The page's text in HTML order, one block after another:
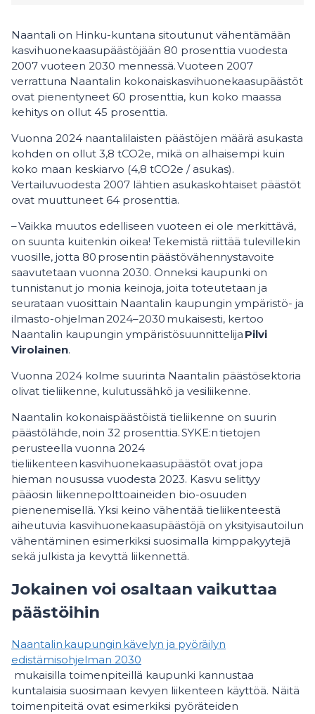
Naantali on Hinku-kuntana sitoutunut vähentämään
kasvihuonekaasupäästöjään 80 prosenttia vuodesta
2007 vuoteen 2030 mennessä. Vuoteen 2007
verrattuna Naantalin kokonaiskasvihuonekaasupäästöt
ovat pienentyneet 60 prosenttia, kun koko maassa
kehitys on ollut 45 prosenttia.
Vuonna 2024 naantalilaisten päästöjen määrä asukasta
kohden on ollut 3,8 tCO2e, mikä on alhaisempi kuin
koko maan keskiarvo (4,8 tCO2e / asukas).
Vertailuvuodesta 2007 lähtien asukaskohtaiset päästöt
ovat muuttuneet 64 prosenttia.
– Vaikka muutos edelliseen vuoteen ei ole merkittävä,
on suunta kuitenkin oikea! Tekemistä riittää tulevillekin
vuosille, jotta 80 prosentin päästövähennystavoite
saavutetaan vuonna 2030. Onneksi kaupunki on
tunnistanut jo monia keinoja, joita toteutetaan ja
seurataan vuosittain Naantalin kaupungin ympäristö- ja
ilmasto-ohjelman 2024–2030 mukaisesti, kertoo
Naantalin kaupungin ympäristösuunnittelija Pilvi
Virolainen.
Vuonna 2024 kolme suurinta Naantalin päästösektoria
olivat tieliikenne, kulutussähkö ja vesiliikenne.
Naantalin kokonaispäästöistä tieliikenne on suurin
päästölähde, noin 32 prosenttia. SYKE:n tietojen
perusteella vuonna 2024
tieliikenteen kasvihuonekaasupäästöt ovat jopa
hieman nousussa vuodesta 2023. Kasvu selittyy
pääosin liikennepolttoaineiden bio-osuuden
pienenemisellä. Yksi keino vähentää tieliikenteestä
aiheutuvia kasvihuonekaasupäästöjä on yksityisautoilun
vähentäminen esimerkiksi suosimalla kimppakyytejä
sekä julkista ja kevyttä liikennettä.
Jokainen voi osaltaan vaikuttaa
päästöihin
Naantalin kaupungin kävelyn ja pyöräilyn
edistämisohjelman 2030
mukaisilla toimenpiteillä kaupunki kannustaa
kuntalaisia suosimaan kevyen liikenteen käyttöä. Näitä
toimenpiteitä ovat esimerkiksi pyöräteiden